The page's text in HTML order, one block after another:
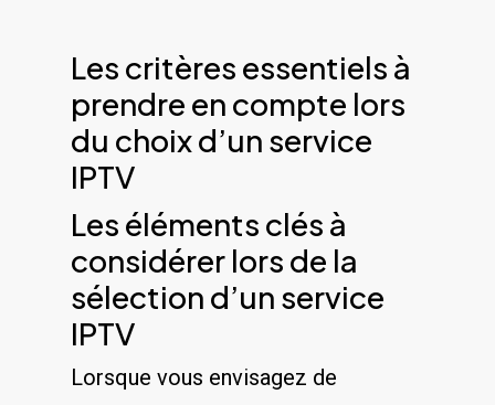
Les critères essentiels à
prendre ⁣en compte lors
du ⁤choix‌ d’un service
IPTV
Les ⁤éléments clés ⁤à
considérer ‍lors de la
sélection d’un service
IPTV
Lorsque⁣ vous envisagez de